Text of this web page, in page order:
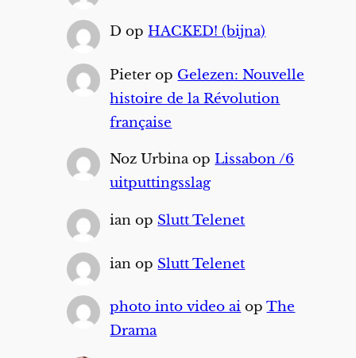
D opHACKED! (bijna)
Pieter op Gelezen: Nouvelle
histoire de la Révolution
française
Noz UrbinaopLissabon /6
uitputtingsslag
ian op Slutt Telenet
ian op Slutt Telenet
photo into video ai opThe
Drama